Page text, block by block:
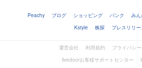
Peachy ブログ ショッピング バンク み
Kstyle
株探 プレスリリー
運営会社 利用規約
プライバシ
livedoorお客様サポートセンター